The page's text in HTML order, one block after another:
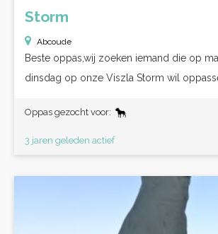
Storm
Abcoude
Beste oppas,wij zoeken iemand die op
dinsdag op onze Viszla Storm wil
Oppas gezocht voor:
3 jaren geleden actief